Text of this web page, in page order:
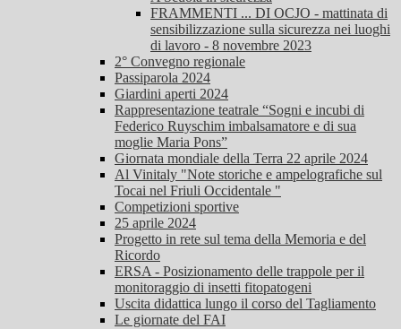
FRAMMENTI ... DI OCJO - mattinata di
sensibilizzazione sulla sicurezza nei luoghi
di lavoro - 8 novembre 2023
2° Convegno regionale
Passiparola 2024
Giardini aperti 2024
Rappresentazione teatrale “Sogni e incubi di
Federico Ruyschim imbalsamatore e di sua
moglie Maria Pons”
Giornata mondiale della Terra 22 aprile 2024
Al Vinitaly "Note storiche e ampelografiche sul
Tocai nel Friuli Occidentale "
Competizioni sportive
25 aprile 2024
Progetto in rete sul tema della Memoria e del
Ricordo
ERSA - Posizionamento delle trappole per il
monitoraggio di insetti fitopatogeni
Uscita didattica lungo il corso del Tagliamento
Le giornate del FAI